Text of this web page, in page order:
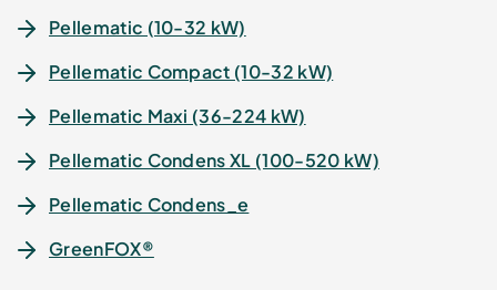
Pellematic (10-32 kW)
Pellematic Compact (10-32 kW)
Pellematic Maxi (36-224 kW)
Pellematic Condens XL (100-520 kW)
Pellematic Condens_e
GreenFOX®